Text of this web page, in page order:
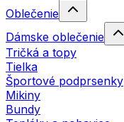
Oblečenie
Dámske oblečenie
Tričká a topy
Tielka
Športové podprsenky
Mikiny
Bundy